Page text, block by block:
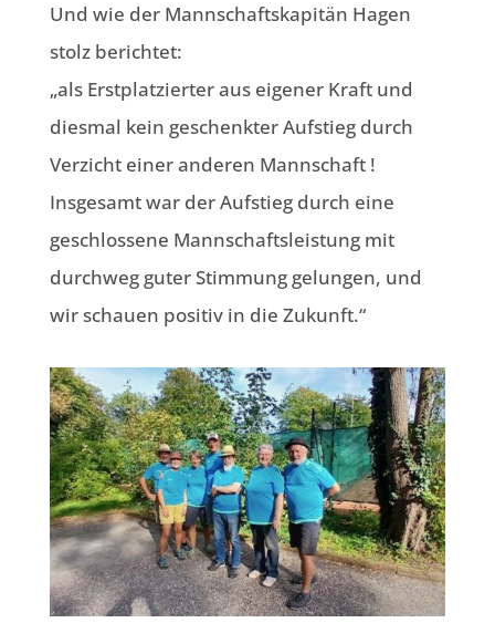
Und wie der Mannschaftskapitän Hagen
stolz berichtet:
„als Erstplatzierter aus eigener Kraft und
diesmal kein geschenkter Aufstieg durch
Verzicht einer anderen Mannschaft !
Insgesamt war der Aufstieg durch eine
geschlossene Mannschaftsleistung mit
durchweg guter Stimmung gelungen, und
wir schauen positiv in die Zukunft.“